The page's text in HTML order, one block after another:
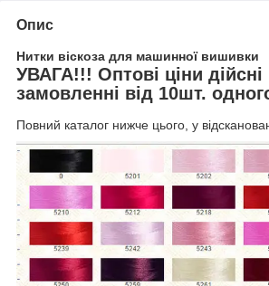
Опис
Нитки віскоза для машинної вишивки
УВАГА!!! Оптові ціни дійсні
замовленні від 10шт.
Повний каталог нижче цього, у